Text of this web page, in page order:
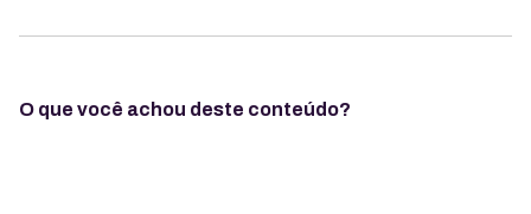
O que você achou deste conteúdo?